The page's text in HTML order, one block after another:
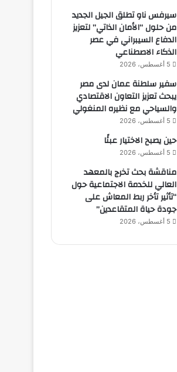
سيرفس ناو تطلق الجيل الجديد
من حلول “الأمان الذاتي” لتعزيز
الدفاع السيبراني في عصر
الذكاء الاصطناعي
5 أغسطس، 2026
سفير سلطنة عمان لدى مصر
يبحث تعزيز التعاون الاقتصادي
والسياحي مع نظيره المنغولي
5 أغسطس، 2026
حين يصبح الاختيار عبئًا
5 أغسطس، 2026
مناقشة بحث تخرج بالمعهد
العالي للخدمة الاجتماعية حول
“تأثير تأخر ربط المعاش على
جودة حياة المتقاعدين”
5 أغسطس، 2026